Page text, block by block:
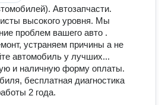
Автозапчасти.
высокого уровня. Мы
проблем вашего авто .
устраняем причины а не
автомобиль у лучших...
и наличную форму оплаты.
бесплатная диагностика
2 года.